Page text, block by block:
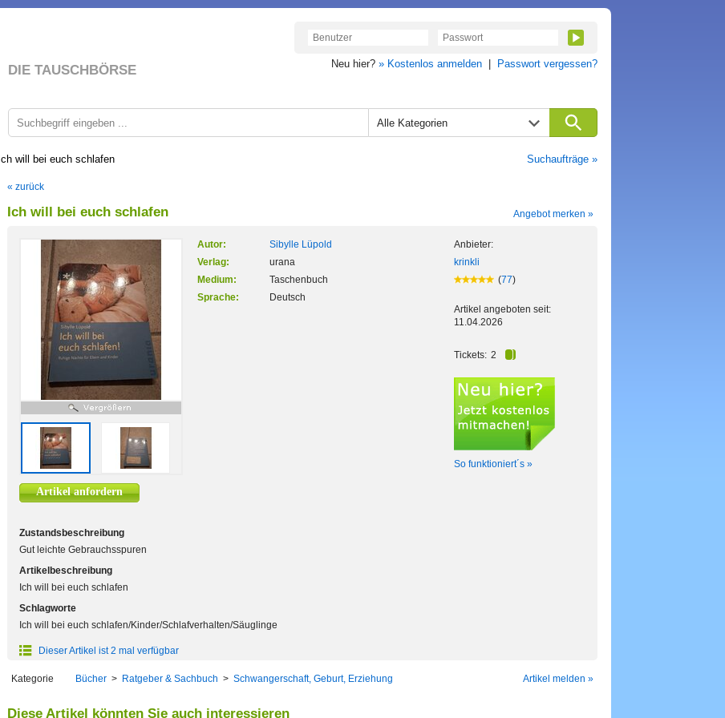
DIE TAUSCHBÖRSE Neu hier? » Kostenlos anmelden Passwort vergessen?
Alle Kategorien
Ich will bei euch schlafen Suchaufträge »
« zurück
Ich will bei euch schlafen Angebot merken »
Artikel anfordern
Autor:
Sibylle Lüpold
Verlag:
urana
Medium:
Taschenbuch
Sprache:
Deutsch
Anbieter:
krinkli
(77)
Artikel angeboten seit:
11.04.2026
Tickets: 2
So funktioniert´s »
Zustandsbeschreibung
Gut leichte Gebrauchsspuren
Artikelbeschreibung
Ich will bei euch schlafen
Schlagworte
Ich will bei euch schlafen/Kinder/Schlafverhalten/Säuglinge
Dieser Artikel ist 2 mal verfügbar
Kategorie Bücher > Ratgeber & Sachbuch > Schwangerschaft, Geburt, Erziehung Artikel melden »
Diese Artikel könnten Sie auch interessieren